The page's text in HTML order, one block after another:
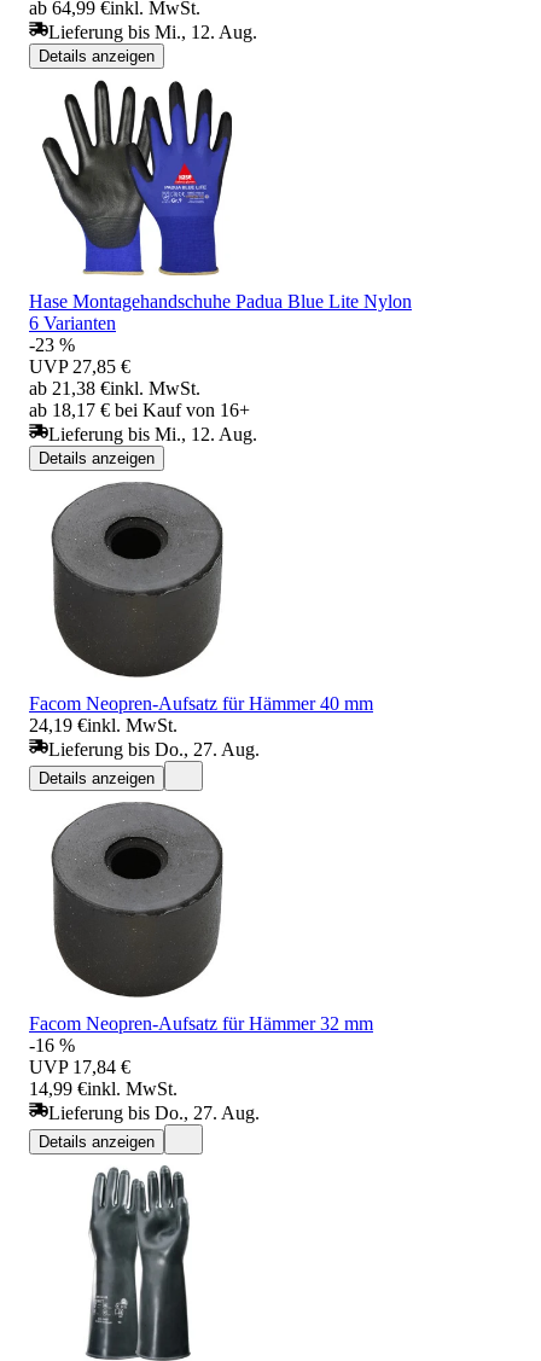
ab 64,99 €inkl. MwSt.
Lieferung bis Mi., 12. Aug.
Details anzeigen
Hase Montagehandschuhe Padua Blue Lite Nylon
6 Varianten
-23 %
UVP 27,85 €
ab 21,38 €inkl. MwSt.
ab 18,17 € bei Kauf von 16+
Lieferung bis Mi., 12. Aug.
Details anzeigen
Facom Neopren-Aufsatz für Hämmer 40 mm
24,19 €inkl. MwSt.
Lieferung bis Do., 27. Aug.
Details anzeigen
Facom Neopren-Aufsatz für Hämmer 32 mm
-16 %
UVP 17,84 €
14,99 €inkl. MwSt.
Lieferung bis Do., 27. Aug.
Details anzeigen